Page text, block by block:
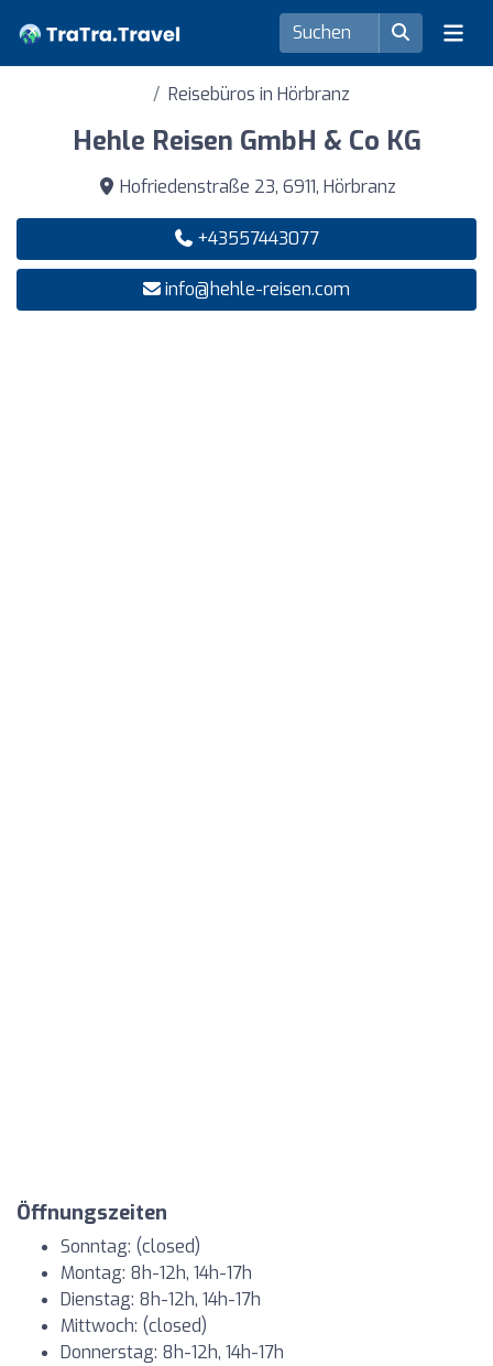
Reisebüros in Hörbranz
Hehle Reisen GmbH & Co KG
Hofriedenstraße 23, 6911, Hörbranz
+43557443077
info@hehle-reisen.com
Öffnungszeiten
Sonntag: (closed)
Montag: 8h-12h, 14h-17h
Dienstag: 8h-12h, 14h-17h
Mittwoch: (closed)
Donnerstag: 8h-12h, 14h-17h